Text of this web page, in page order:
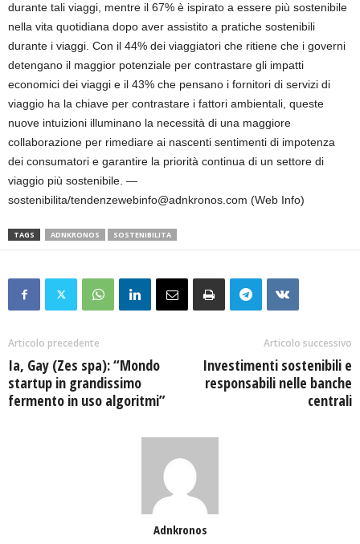
durante tali viaggi, mentre il 67% è ispirato a essere più sostenibile
nella vita quotidiana dopo aver assistito a pratiche sostenibili
durante i viaggi. Con il 44% dei viaggiatori che ritiene che i governi
detengano il maggior potenziale per contrastare gli impatti
economici dei viaggi e il 43% che pensano i fornitori di servizi di
viaggio ha la chiave per contrastare i fattori ambientali, queste
nuove intuizioni illuminano la necessità di una maggiore
collaborazione per rimediare ai nascenti sentimenti di impotenza
dei consumatori e garantire la priorità continua di un settore di
viaggio più sostenibile. —
sostenibilita/tendenzewebinfo@adnkronos.com (Web Info)
TAGS ADNKRONOS SOSTENIBILITA
Articolo precedente
Ia, Gay (Zes spa): “Mondo
startup in grandissimo
fermento in uso algoritmi”
Articolo successivo
Investimenti sostenibili e
responsabili nelle banche
centrali
Adnkronos